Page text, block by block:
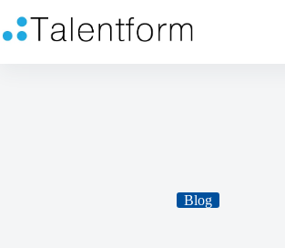
Blog